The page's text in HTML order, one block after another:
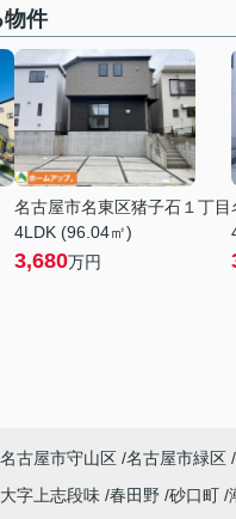
物件
名古屋市名東区猪子石１丁目
4LDK (96.04㎡)
3,680万円
名古屋市守山区 名古屋市緑区
大字上志段味 春田野 砂口町